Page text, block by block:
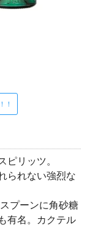
！
ピリッツ。
られない強烈な
プーンに角砂糖
有名。カクテル